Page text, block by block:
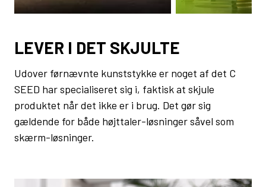
LEVER I DET SKJULTE
Udover førnævnte kunststykke er noget af det C
SEED har specialiseret sig i, faktisk at skjule
produktet når det ikke er i brug. Det gør sig
gældende for både højttaler-løsninger såvel som
skærm-løsninger.